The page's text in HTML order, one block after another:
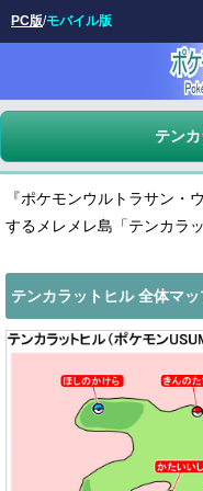
テン
『ポケモンウルトラサン・
するメレメレ島「テンカラ
テンカラットヒル 全体マッ
PC版/モバイル版